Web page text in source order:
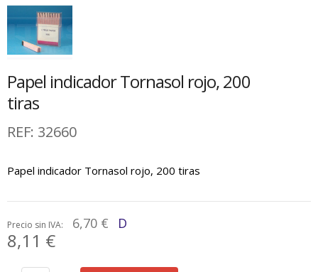
Papel indicador Tornasol rojo, 200
tiras
REF: 32660
Papel indicador Tornasol rojo, 200 tiras
Precio sin IVA: 6,70 € D
8,11 €